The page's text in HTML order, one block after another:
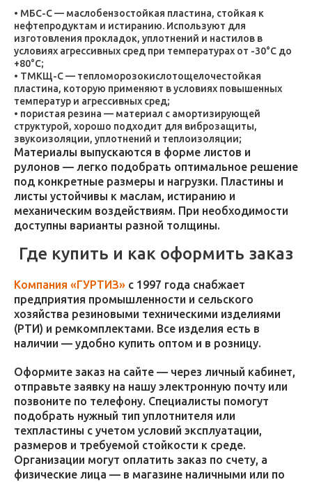
МБС-С — маслобензостойкая пластина, стойкая к
нефтепродуктам и истиранию. Используют для
изготовления прокладок, уплотнений и настилов в
условиях агрессивных сред при температурах от -30°C до
+80°C;
ТМКЩ-С — тепломорозокислотощелочестойкая
пластина, которую применяют в условиях повышенных
температур и агрессивных сред;
пористая резина — материал с амортизирующей
структурой, хорошо подходит для виброзащиты,
звукоизоляции, уплотнений и теплоизоляции;
Материалы выпускаются в форме листов и
рулонов — легко подобрать оптимальное решение
под конкретные размеры и нагрузки. Пластины и
листы устойчивы к маслам, истиранию и
механическим воздействиям. При необходимости
доступны варианты разной толщины.
Где купить и как оформить заказ
Компания «ГУРТИЗ» с 1997 года снабжает
предприятия промышленности и сельского
хозяйства резиновыми техническими изделиями
(РТИ) и ремкомплектами. Все изделия есть в
наличии — удобно купить оптом и в розницу.
Оформите заказ на сайте — через личный кабинет,
отправьте заявку на нашу электронную почту или
позвоните по телефону. Специалисты помогут
подобрать нужный тип уплотнителя или
техпластины с учетом условий эксплуатации,
размеров и требуемой стойкости к среде.
Организации могут оплатить заказ по счету, а
физические лица — в магазине наличными или по